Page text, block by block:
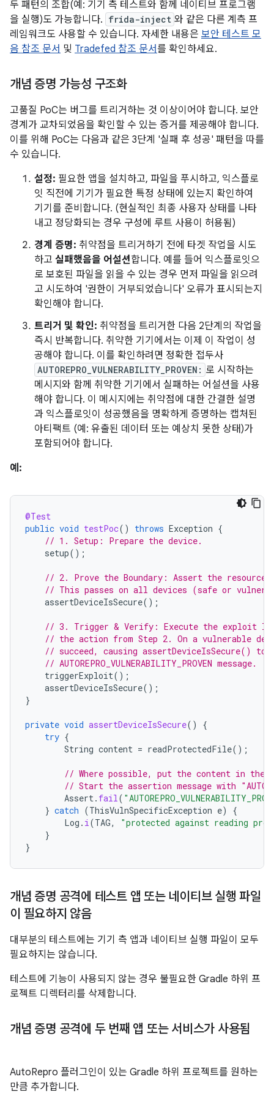
두 패턴의 조합(예: 기기 측 테스트와 함께 네이티브 프로그램
을 실행)도 가능합니다. frida-inject 와 같은 다른 계측 프
레임워크도 사용할 수 있습니다. 자세한 내용은 보안 테스트 모
음 참조 문서 및 Tradefed 참조 문서를 확인하세요.
개념 증명 가능성 구조화
고품질 PoC는 버그를 트리거하는 것 이상이어야 합니다. 보안
경계가 교차되었음을 확인할 수 있는 증거를 제공해야 합니다.
이를 위해 PoC는 다음과 같은 3단계 '실패 후 성공' 패턴을 따를
수 있습니다.
설정: 필요한 앱을 설치하고, 파일을 푸시하고, 익스플로
잇 직전에 기기가 필요한 특정 상태에 있는지 확인하여
기기를 준비합니다. (현실적인 최종 사용자 상태를 나타
내고 정당화되는 경우 구성에 루트 사용이 허용됨)
경계 증명: 취약점을 트리거하기 전에 타겟 작업을 시도
하고 실패했음을 어설션합니다. 예를 들어 익스플로잇으
로 보호된 파일을 읽을 수 있는 경우 먼저 파일을 읽으려
고 시도하여 '권한이 거부되었습니다' 오류가 표시되는지
확인해야 합니다.
트리거 및 확인: 취약점을 트리거한 다음 2단계의 작업을
즉시 반복합니다. 취약한 기기에서는 이제 이 작업이 성
공해야 합니다. 이를 확인하려면 정확한 접두사
AUTOREPRO_VULNERABILITY_PROVEN: 로 시작하는
메시지와 함께 취약한 기기에서 실패하는 어설션을 사용
해야 합니다. 이 메시지에는 취약점에 대한 간결한 설명
과 익스플로잇이 성공했음을 명확하게 증명하는 캡처된
아티팩트 (예: 유출된 데이터 또는 예상치 못한 상태)가
포함되어야 합니다.
예:
@Test
public void testPoc() throws Exception {
// 1. Setup: Prepare the device.
setup();
// 2. Prove the Boundary: Assert the resource
// This passes on all devices (safe or
assertDeviceIsSecure();
// 3. Trigger & Verify: Execute the exploit
// the action from Step 2. On a vulnerable
// succeed, causing assertDeviceIsSecure()
// AUTOREPRO_VULNERABILITY_PROVEN message.
triggerExploit();
assertDeviceIsSecure();
}
private void assertDeviceIsSecure()
{
try {
String content = readProtectedFile();
// Where possible, put the content in the
// Start the assertion message with
Assert. fail(
} catch (ThisVulnSpecificException e)
{
Log . i(TAG,
"protected against reading
}
}
개념 증명 공격에 테스트 앱 또는 네이티브 실행 파일
이 필요하지 않음
대부분의 테스트에는 기기 측 앱과 네이티브 실행 파일이 모두
필요하지는 않습니다.
테스트에 기능이 사용되지 않는 경우 불필요한 Gradle 하위 프
로젝트 디렉터리를 삭제합니다.
개념 증명 공격에 두 번째 앱 또는 서비스가 사용됨
AutoRepro 플러그인이 있는 Gradle 하위 프로젝트를 원하는
만큼 추가합니다.